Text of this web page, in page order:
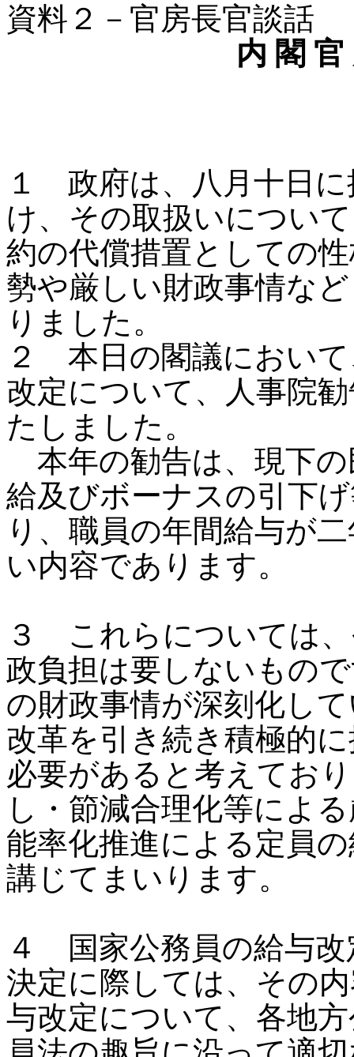
資料２－官房長官談話
内 閣
１ 政府は、八月十日に
け、その取扱いについ
約の代償措置としての
勢や厳しい財政事情な
りました。
２ 本日の閣議において
改定について、人事院
たしました。
本年の勧告は、現下の
給及びボーナスの引下
り、職員の年間給与が
い内容であります。
３ これらについては
政負担は要しないもの
の財政事情が深刻化し
改革を引き続き積極的
必要があると考えてお
し・節減合理化等によ
能率化推進による定員
講じてまいります。
４ 国家公務員の給与改
決定に際しては、その
与改定について、各地